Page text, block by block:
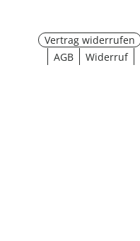
Vertrag widerrufen
AGB
Widerruf